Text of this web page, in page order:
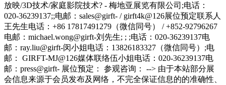
放映/3D技术/家庭影院技术? - 梅地亚展览有限公司;电话：
020-36239137;;电邮：sales@girft- / girft4k@126展位预定联系人
王先生电话：+86 17817491279（微信同号） / +852-92796267
电邮：michael.wong@girft-刘先生; ; ;电话：020-36239137电
邮：ray.liu@girft-闵小姐电话：13826183327（微信同号）;电
邮： GIRFT-MJ@126媒体联络伍小姐电话：020-36239137电
邮：press@girft- 展位预定： 参观咨询： --> 由于本站部分展
会信息来源于会员发布及网络，不完全保证信息的的准确性、